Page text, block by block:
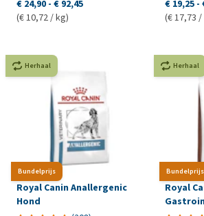
€ 24,90 - € 92,45
(€ 10,72 / kg)
€ 19,25 -
(€ 17,73
Bundelprijs
Herhaal
Royal Canin Anallergenic
Hond
Bundelprijs
Herhaal
Royal